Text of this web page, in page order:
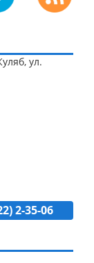
ул.
2-35-06